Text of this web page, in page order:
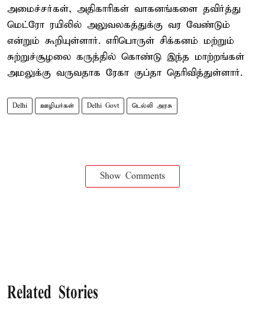
அமைச்சர்கள், அதிகாரிகள் வாகனங்களை தவிர்த்து
மெட்ரோ ரயிலில் அலுவலகத்துக்கு வர வேண்டும்
என்றும் கூறியுள்ளார். எரிபொருள் சிக்கனம் மற்றும்
சுற்றுச்சூழலை கருத்தில் கொண்டு இந்த மாற்றங்கள்
அமலுக்கு வருவதாக ரேகா குப்தா தெரிவித்துள்ளார்.
Delhi ஊழியர்கள் Delhi Govt டெல்லி அரசு
Show Comments
Related Stories